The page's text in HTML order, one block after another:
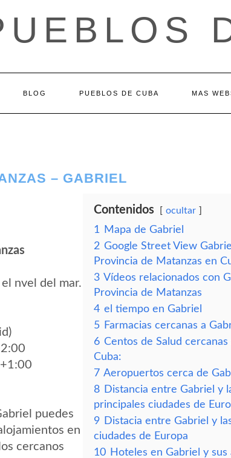
BLOG PUEBLOS DE CUBA MAS
– GABRIEL
nvel del mar.
puedes
en
cercanos
Contenidos ocultar
1
Mapa de Gabriel
2 Google Street View
Provincia de Matanzas en
3 Vídeos relacionados con
Provincia de Matanzas
4 el tiempo en Gabriel
5 Farmacias cercanas a
6 Centos de Salud cercanas
Cuba:
7 Aeropuertos cerca de
8 Distancia entre Gabriel y
principales ciudades de
9 Distacia entre Gabriel y
ciudades de Europa
10 Hoteles en Gabriel y sus